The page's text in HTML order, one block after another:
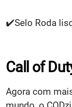
✔️Selo Roda
Call of
Agora com